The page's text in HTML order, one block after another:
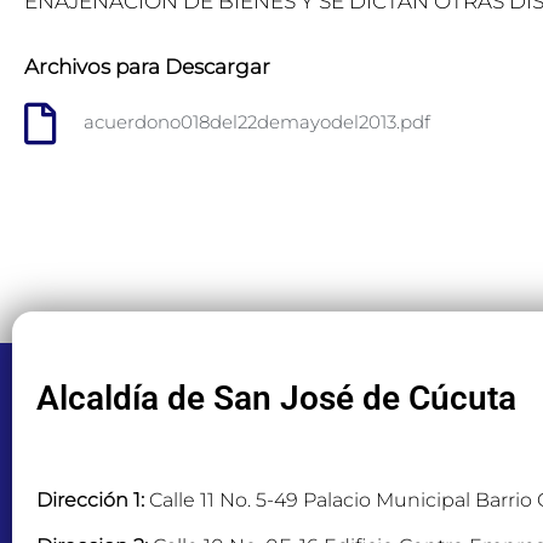
Archivos para Descargar
acuerdono018del22demayodel2013.pdf
Alcaldía de San José de Cúcuta
Dirección 1: Calle 11 No. 5-49 Palacio Municipal Barrio